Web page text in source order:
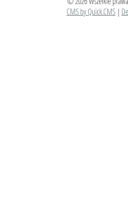
CMS by Quick.CMS |